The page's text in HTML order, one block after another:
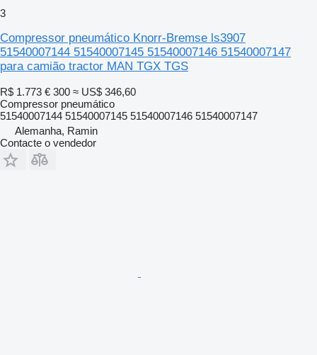
3
Compressor pneumático Knorr-Bremse ls3907
51540007144 51540007145 51540007146 51540007147
para camião tractor MAN TGX TGS
R$ 1.773 € 300 ≈ US$ 346,60
Compressor pneumático
51540007144 51540007145 51540007146 51540007147
Alemanha, Ramin
Contacte o vendedor